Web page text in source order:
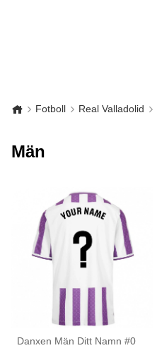
Fotboll Real Valladolid
Män
Danxen Män Ditt Namn #0